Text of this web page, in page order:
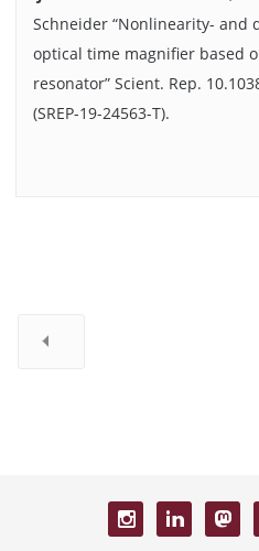
Schneider “Nonlinearity- and
optical time magnifier based
resonator” Scient. Rep.
(SREP-19-24563-T).